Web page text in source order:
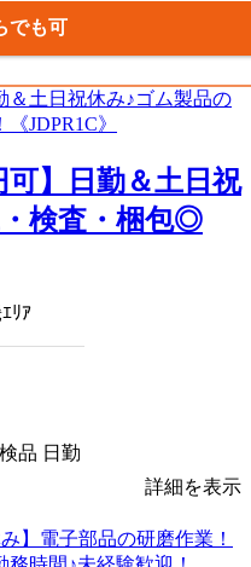
でも可
可】日勤＆土日祝
検査・梱包◎
ﾘｱ
品 日勤
詳細を表示